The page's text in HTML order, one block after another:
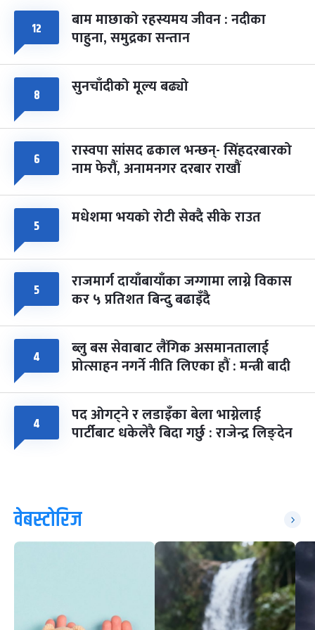
८
सोम
फागुपूर्णिमा
चैत्र ८, २०८३-Mar 22, 2027
७ महिना बाँकी
१२ बाम माछाको रहस्यमय जीवन : नदीका
पाहुना, समुद्रका सन्तान
८ सुनचाँदीको मूल्य बढ्यो
६ रास्वपा सांसद ढकाल भन्छन्- सिंहदरबारको
नाम फेरौं, अनामनगर दरबार राखौं
५ मधेशमा भयको रोटी सेक्दै सीके राउत
५ राजमार्ग दायाँबायाँका जग्गामा लाग्ने विकास
कर ५ प्रतिशत बिन्दु बढाइँदै
४ ब्लु बस सेवाबाट लैंगिक असमानतालाई
प्रोत्साहन नगर्ने नीति लिएका हौं : मन्त्री बादी
४ पद ओगट्ने र लडाइँका बेला भाग्नेलाई
पार्टीबाट धकेलेरै बिदा गर्छु : राजेन्द्र लिङ्देन
वेबस्टोरिज